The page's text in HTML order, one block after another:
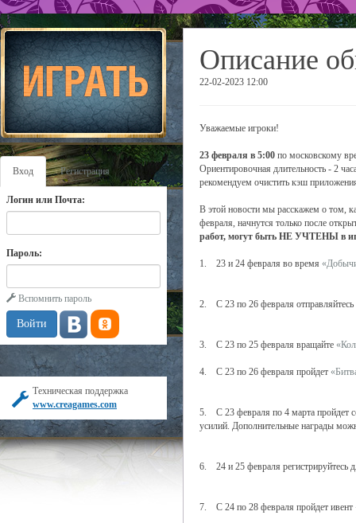
Вход Регистрация
Логин или Почта:
Пароль:
Вспомнить пароль
Техническая поддержка
www.creagames.com
Описание
22-02-2023 12:00
Уважаемые игроки!
23 февраля в 5:00 по московскому
Ориентировочная длительность - 2
рекомендуем очистить кэш
В этой новости мы расскажем о том,
февраля, начнутся только после
работ, могут быть НЕ УЧТЕНЫ в
1. 23 и 24 февраля во время
2. С 23 по 26 февраля
3. С 23 по 25 февраля вращайте
4. С 23 по 26 февраля пройдет
5. С 23 февраля по 4 марта пройдет
усилий. Дополнительные награды
6. 24 и 25 февраля регистрируйтесь
7. С 24 по 28 февраля пройдет ивент